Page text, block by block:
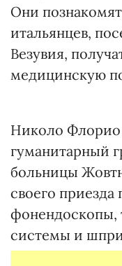
Они
итальянцев,
Везувия,
медицинскую
Николо Флорио
гуманитарный
больницы
своего приезда
фонендоскопы,
системы и